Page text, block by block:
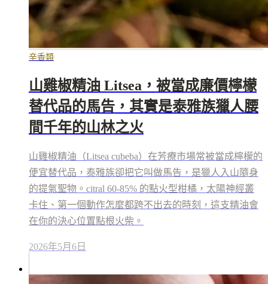
辛香類
山雞椒精油 Litsea，被當成廉價檸檬
替代品的馬告，其實是泰雅族獵人腰
間千年的山林之火
山雞椒精油（Litsea cubeba）在芳療市場常被當成檸檬的
便宜替代品，泰雅族卻把它叫做馬告，是獵人入山隨身
的提氣聖物。citral 60-85% 的點火型柑橘，太陽神經叢
卡住、第一個動作怎麼都跨不出去的時刻，這支精油會
在你的決心位置點根火柴。
2026年5月6日